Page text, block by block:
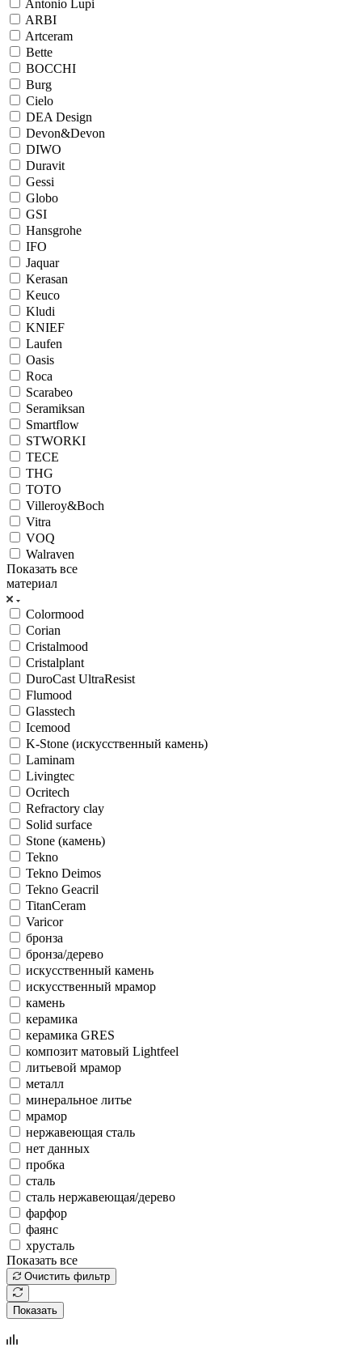
Antonio Lupi
ARBI
Artceram
Bette
BOCCHI
Burg
Cielo
DEA Design
Devon&Devon
DIWO
Duravit
Gessi
Globo
GSI
Hansgrohe
IFO
Jaquar
Kerasan
Keuco
Kludi
KNIEF
Laufen
Oasis
Roca
Scarabeo
Seramiksan
Smartflow
STWORKI
TECE
THG
TOTO
Villeroy&Boch
Vitra
VOQ
Walraven
Показать все
материал
Colormood
Corian
Cristalmood
Cristalplant
DuroCast UltraResist
Flumood
Glasstech
Icemood
K-Stone (искусственный камень)
Laminam
Livingtec
Ocritech
Refractory clay
Solid surface
Stone (камень)
Tekno
Tekno Deimos
Tekno Geacril
TitanCeram
Varicor
бронза
бронза/дерево
искусственный камень
искусственный мрамор
камень
керамика
керамика GRES
композит матовый Lightfeel
литьевой мрамор
металл
минеральное литье
мрамор
нержавеющая сталь
нет данных
пробка
сталь
сталь нержавеющая/дерево
фарфор
фаянс
хрусталь
Показать все
Очистить фильтр
Показать